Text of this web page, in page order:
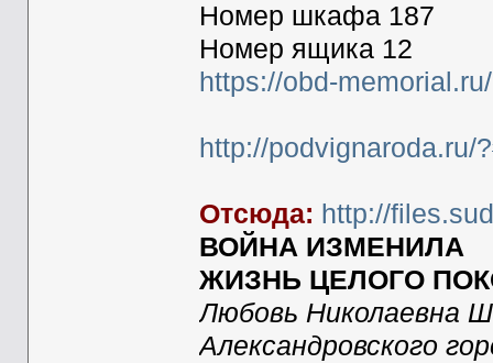
Номер шкафа 187
Номер ящика 12
https://obd-
http://podvignaroda.ru/
Отсюда: http://
ВОЙНА ИЗМЕНИЛА
ЖИЗНЬ ЦЕЛОГО
Любовь Николаевна
Александровского